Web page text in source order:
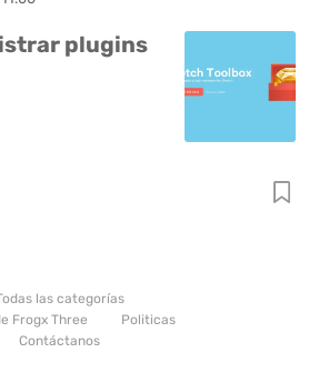
plugins
las categorías
Frogx Three
Politicas
Contáctanos